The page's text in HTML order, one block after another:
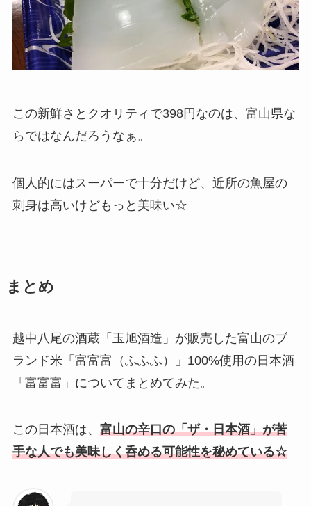
この新鮮さとクオリティで398円なのは、富山県な
らではなんだろうなぁ。
個人的にはスーパーで十分だけど、近所の魚屋の
刺身は高いけどもっと美味い☆
まとめ
越中八尾の酒蔵「玉旭酒造」が販売した富山のブ
ランド米「富富富（ふふふ）」100%使用の日本酒
「富富富」についてまとめてみた。
この日本酒は、 富山の辛口の「ザ・日本酒」が苦
手な人でも美味しく呑める可能性を秘めている☆